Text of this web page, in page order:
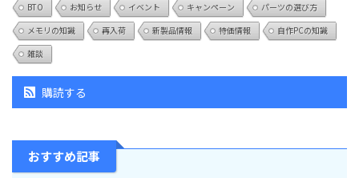
BTO お知らせ イベント キャンペーン
パーツの選び方
メモリの知識
再入荷 新製品情報 特価情報
自作PCの知識
雑談
購読する
おすすめ記事